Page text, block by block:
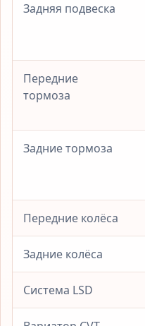
Задняя подвеска
Передние
тормоза
Задние тормоза
Передние колёса
Задние колёса
Система LSD